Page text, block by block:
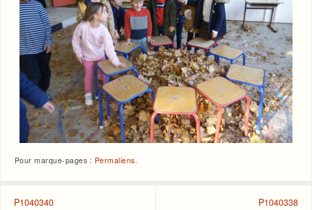
Pour marque-pages : Permaliens
P1040340 P1040338